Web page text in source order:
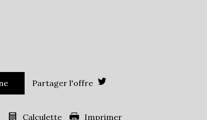
Partager l'offre
Calculette Imprimer